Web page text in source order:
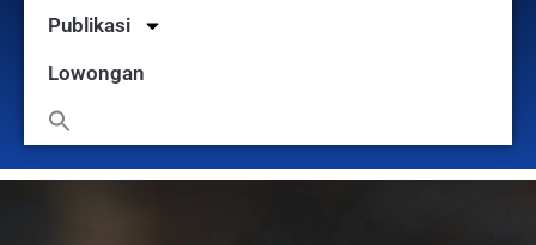
Publikasi
Lowongan